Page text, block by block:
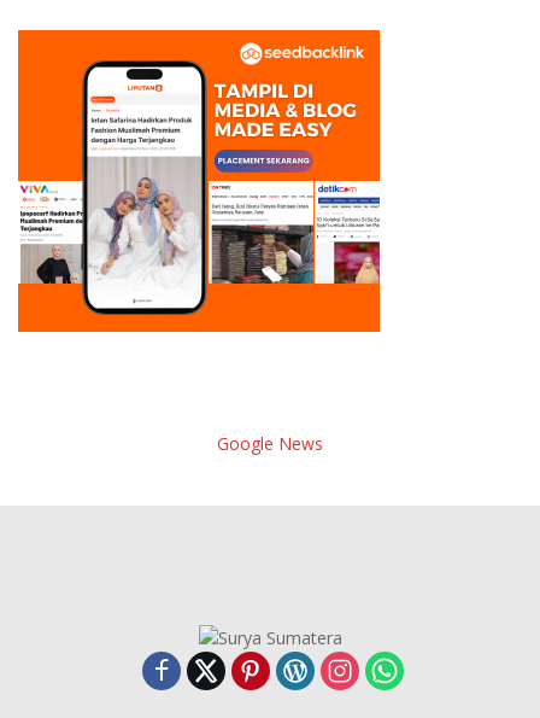
Google News